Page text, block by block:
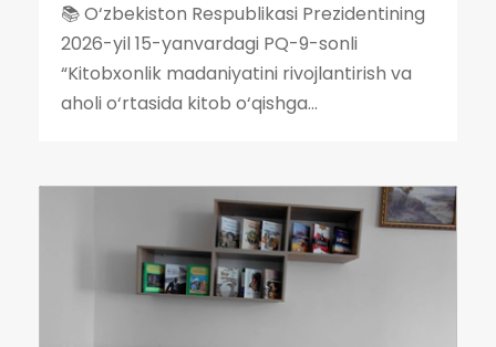
📚 O‘zbekiston Respublikasi Prezidentining
2026-yil 15-yanvardagi PQ-9-sonli
“Kitobxonlik madaniyatini rivojlantirish va
aholi o‘rtasida kitob o‘qishga...